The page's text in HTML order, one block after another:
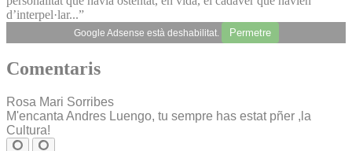
d’interpel·lar...”
Google Adsense està deshabilitat. Permetre
Comentaris
Rosa Mari Sorribes
M'encanta Andres Luengo, tu sempre has estat pñer ,la
Cultura!